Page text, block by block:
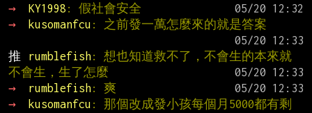
→
KY1998 : 假社會安全
→
kusomanfcu : 之前發一萬怎麼來的就是答案
推
rumblefish: 想也知道救不了，不會生的本來就
不會生，生了怎麼
→
rumblefish: 爽
→
kusomanfcu : 那個改成發小孩每個月5000都有剩